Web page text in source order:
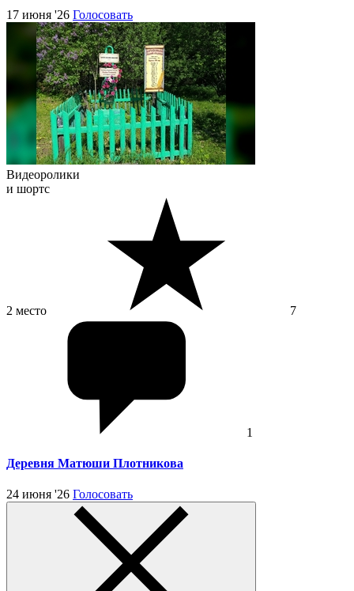
17 июня '26 Голосовать
Видеоролики
и шортс
2 место 7
1
Деревня Матюши Плотникова
24 июня '26 Голосовать